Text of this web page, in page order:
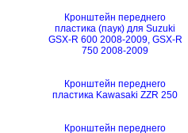
Кронштейн переднего
пластика (паук) для Suzuki
GSX-R 600 2008-2009, GSX-R
750 2008-2009
Кронштейн переднего
пластика Kawasaki ZZR 250
Кронштейн переднего